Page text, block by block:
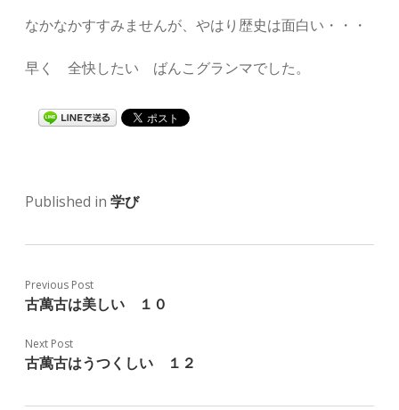
なかなかすすみませんが、やはり歴史は面白い・・・
早く 全快したい ばんこグランマでした。
Published in 学び
Previous Post
古萬古は美しい １０
Next Post
古萬古はうつくしい １２